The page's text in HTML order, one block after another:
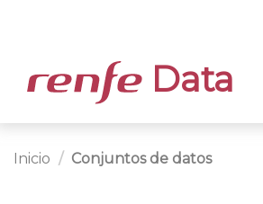
Data
Inicio Conjuntos de datos